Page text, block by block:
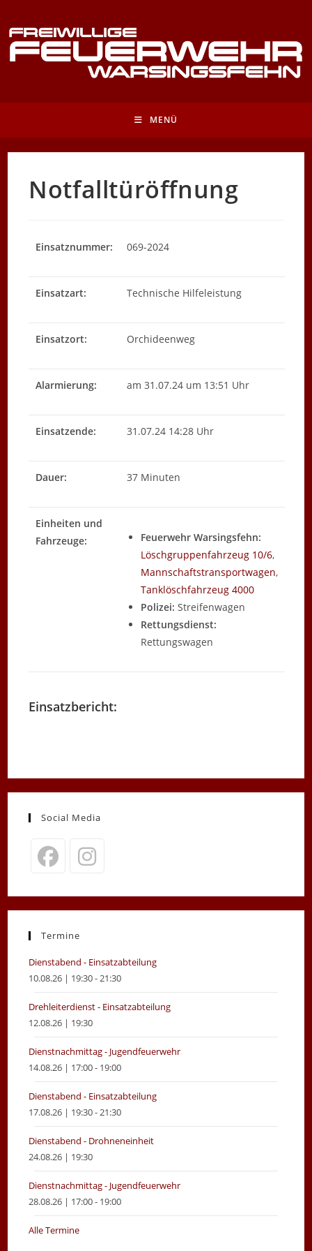
Inhalt
springen
MENÜ
Notfalltüröffnung
Einsatznummer: 069-2024
Einsatzart: Technische Hilfeleistung
Einsatzort: Orchideenweg
Alarmierung: am 31.07.24 um 13:51 Uhr
Einsatzende: 31.07.24 14:28 Uhr
Dauer: 37 Minuten
Einheiten und
Fahrzeuge:
Feuerwehr Warsingsfehn:
Löschgruppenfahrzeug 10/6,
Mannschaftstransportwagen,
Tanklöschfahrzeug 4000
Polizei: Streifenwagen
Rettungsdienst:
Rettungswagen
Einsatzbericht:
Social Media
in
new
in
new
Termine
Dienstabend - Einsatzabteilung
10.08.26 | 19:30 - 21:30
Drehleiterdienst - Einsatzabteilung
12.08.26 | 19:30
Dienstnachmittag - Jugendfeuerwehr
14.08.26 | 17:00 - 19:00
Dienstabend - Einsatzabteilung
17.08.26 | 19:30 - 21:30
Dienstabend - Drohneneinheit
24.08.26 | 19:30
Dienstnachmittag - Jugendfeuerwehr
28.08.26 | 17:00 - 19:00
Alle Termine